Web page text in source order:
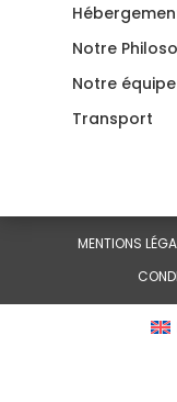
Notre
Notre équipe
Transport
MENTIONS